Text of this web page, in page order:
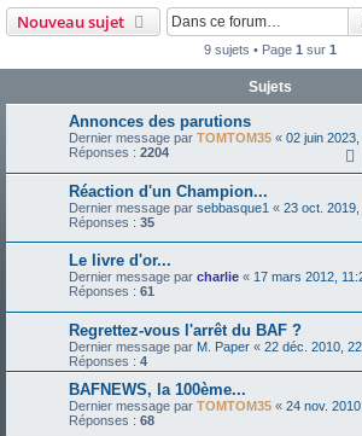
Nouveau sujet
9 sujets • Page 1 sur 1
Sujets
Annonces des parutions
Dernier message par TOMTOM35 « 02 juin 2023,
Réponses : 2204
Réaction d'un Champion...
Dernier message par sebbasque1 « 23 oct. 2019,
Réponses : 35
Le livre d'or...
Dernier message par charlie « 17 mars 2012,
Réponses : 61
Regrettez-vous l'arrêt du BAF ?
Dernier message par M. Paper « 22 déc. 2010,
Réponses : 4
BAFNEWS, la 100ème...
Dernier message par TOMTOM35 « 24 nov.
Réponses : 68